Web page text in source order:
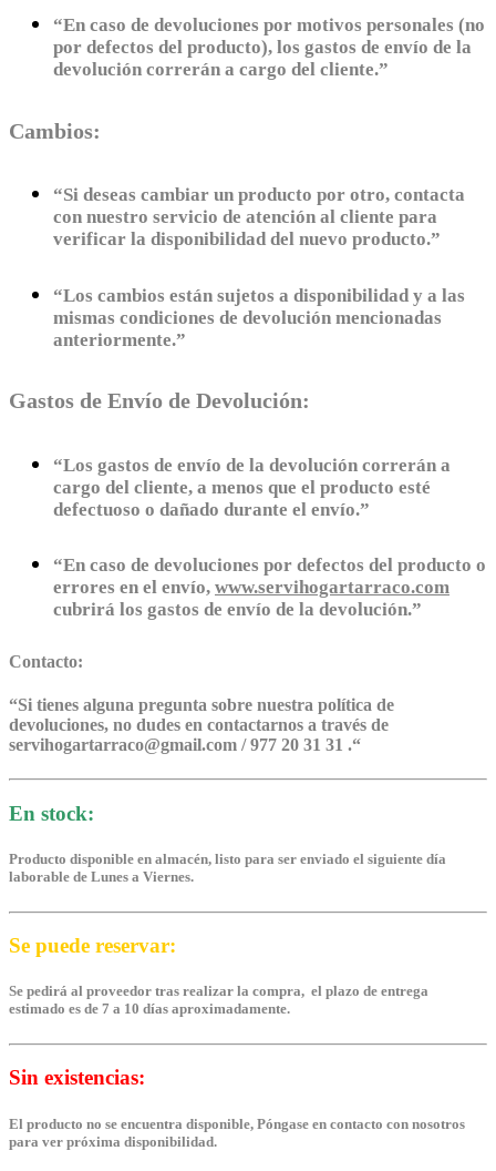
“En caso de devoluciones por motivos personales (no
por defectos del producto), los gastos de envío de la
devolución correrán a cargo del cliente.”
Cambios:
“Si deseas cambiar un producto por otro, contacta
con nuestro servicio de atención al cliente para
verificar la disponibilidad del nuevo producto.”
“Los cambios están sujetos a disponibilidad y a las
mismas condiciones de devolución mencionadas
anteriormente.”
Gastos de Envío de Devolución:
“Los gastos de envío de la devolución correrán a
cargo del cliente, a menos que el producto esté
defectuoso o dañado durante el envío.”
“En caso de devoluciones por defectos del producto o
errores en el envío, www.servihogartarraco.com
cubrirá los gastos de envío de la devolución.”
Contacto:
“Si tienes alguna pregunta sobre nuestra política de
devoluciones, no dudes en contactarnos a través de
servihogartarraco@gmail.com / 977 20 31 31 .“
En stock:
Producto disponible en almacén, listo para ser enviado el siguiente día
laborable de Lunes a Viernes.
Se puede reservar:
Se pedirá al proveedor tras realizar la compra, el plazo de entrega
estimado es de 7 a 10 días aproximadamente.
Sin existencias:
El producto no se encuentra disponible, Póngase en contacto con nosotros
para ver próxima disponibilidad.